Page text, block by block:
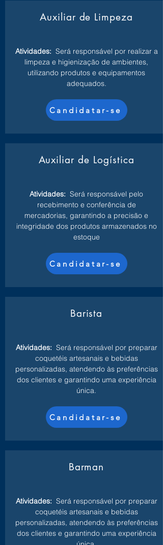
Auxiliar de Limpeza
Atividades: Será responsável por realizar a
limpeza e higienização de ambientes,
utilizando produtos e equipamentos
adequados.
Candidatar-se
Auxiliar de Logística
Atividades: Será responsável pelo
recebimento e conferência de
mercadorias, garantindo a precisão e
integridade dos produtos armazenados no
estoque
Candidatar-se
Barista
Atividades: Será responsável por preparar
coquetéis artesanais e bebidas
personalizadas, atendendo às preferências
dos clientes e garantindo uma experiência
única.
Candidatar-se
Barman
Atividades: Será responsável por preparar
coquetéis artesanais e bebidas
personalizadas, atendendo às preferências
dos clientes e garantindo uma experiência